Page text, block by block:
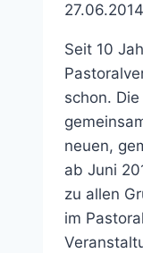
Seit 10
schon.
neuen,
ab Juni
zu allen
im